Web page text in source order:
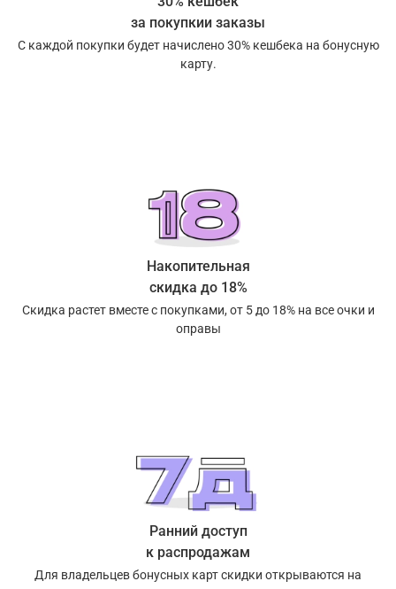
за покупкии заказы
С каждой покупки будет начислено 30% кешбека на бонусную
карту.
Накопительная
скидка до 18%
Скидка растет вместе с покупками, от 5 до 18% на все очки и
оправы
Ранний доступ
к распродажам
Для владельцев бонусных карт скидки открываются на